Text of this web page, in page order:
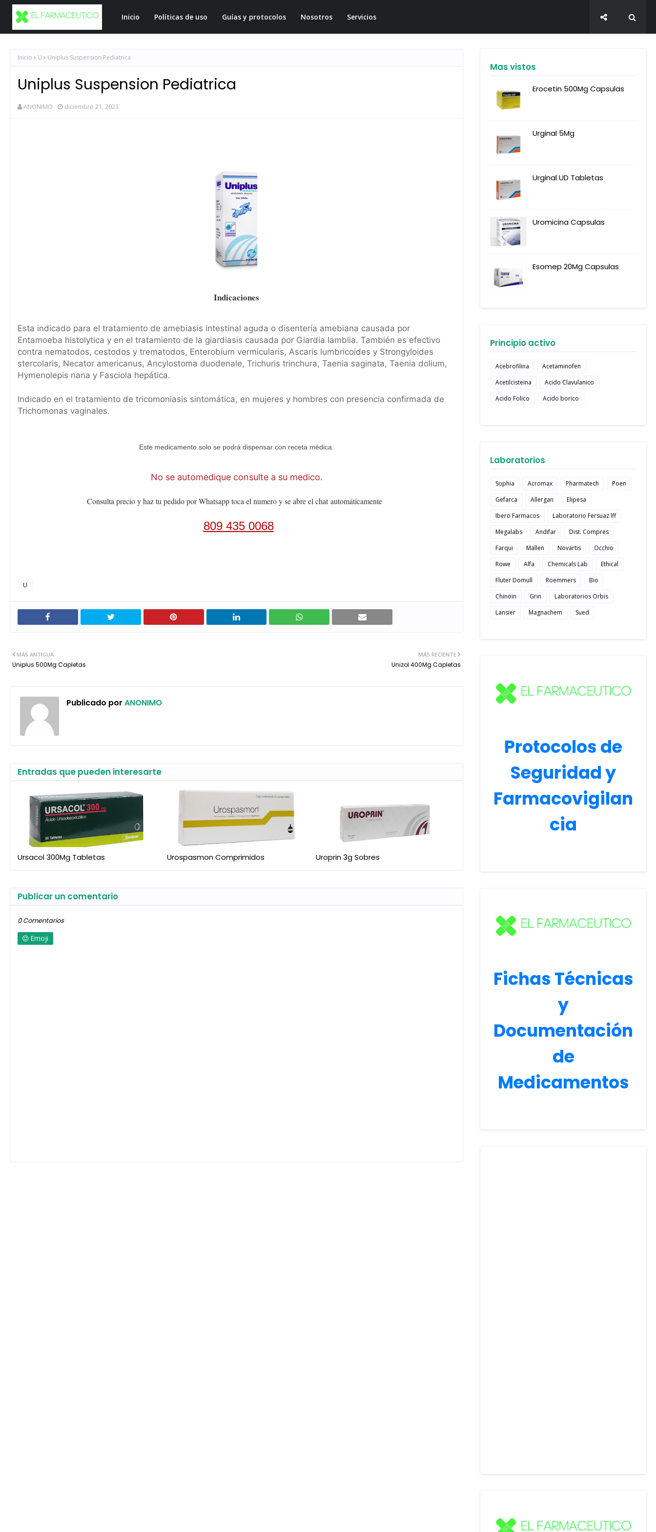
Inicio Políticas de uso Guías y protocolos Nosotros Servicios
Inicio U Uniplus Suspension Pediatrica
Uniplus Suspension Pediatrica
ANONIMO diciembre 21, 2023
Indicaciones
Esta indicado para el tratamiento de amebiasis intestinal aguda o disentería amebiana causada por
Entamoeba histolytica y en el tratamiento de la giardiasis causada por Giardia lamblia. También es efectivo
contra nematodos, cestodos y trematodos, Enterobium vermicularis, Ascaris lumbricoides y Strongyloides
stercolaris, Necator americanus, Ancylostoma duodenale, Trichuris trinchura, Taenia saginata, Taenia dolium,
Hymenolepis nana y Fasciola hepática.
Indicado en el tratamiento de tricomoniasis sintomática, en mujeres y hombres con presencia confirmada de
Trichomonas vaginales.
Este medicamento solo se podrá dispensar con receta médica.
No se automedique consulte a su medico.
Consulta precio y haz tu pedido por Whatsapp toca el numero y se abre el chatautomáticamente
809 435 0068
U
MÁS RECIENTE
Unizol 400Mg Capletas
MÁS ANTIGUA
Uniplus 500Mg Capletas
Publicado por ANONIMO
Entradas que pueden interesarte
Ursacol 300Mg Tabletas Urospasmon Comprimidos Uroprin 3g Sobres
Publicar un comentario
0 Comentarios
Emoji
Mas vistos
Erocetin 500Mg Capsulas
Urginal 5Mg
Urginal UD Tabletas
Uromicina Capsulas
Esomep 20Mg Capsulas
Principio activo
Acebrofilina
Acetaminofen
Acetilcisteina
Acido Clavulanico
Acido Folico
Acido borico
Laboratorios
Sophia Acromax Pharmatech
Poen
Gefarca
Allergan
Elipesa
Ibero Farmacos
Laboratorio Fersuaz lff
Megalabs
Andifar
Dist. Compres
Farqui
Mallen Novartis
Occhio
Rowe
Alfa Chemicals Lab
Ethical
Fluter Domull
Roemmers
Bio
Chinoin
Grin
Laboratorios Orbis
Lansier
Magnachem Sued
Protocolos de
Seguridad y
Farmacovigilan
cia
Fichas Técnicas
y
Documentación
de
Medicamentos